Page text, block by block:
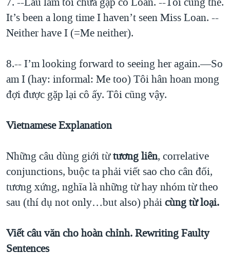
It’s been a long time I haven’t seen Miss Loan. --
Neither have I (=Me neither).
8.-- I’m looking forward to seeing her again.—So
am I (hay: informal: Me too) Tôi hân hoan mong
đợi được gặp lại cô ấy. Tôi cũng vậy.
Vietnamese Explanation
Những câu dùng giới từtươngliên, correlative
conjunctions, buộc ta phải viết sao cho cân đối,
tương xứng, nghĩa là những từ hay nhóm từ theo
sau (thí dụ not only…but also) phảicùng từ loại.
Viết câu văn cho hoàn chỉnh. Rewriting Faulty
Sentences